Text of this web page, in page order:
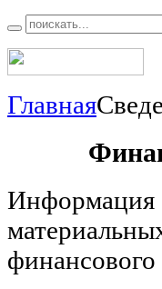
Главная
Информация
финансового